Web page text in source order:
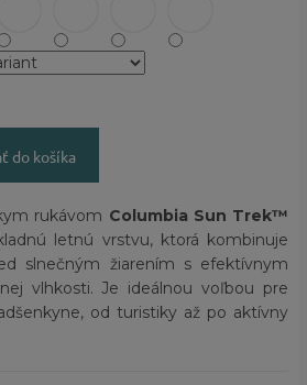
do košíka
rukávom Columbia Sun Trek™
letnú vrstvu, ktorá kombinuje
slnečným žiarením s efektívnym
vlhkosti. Je ideálnou voľbou pre
od turistiky až po aktívny